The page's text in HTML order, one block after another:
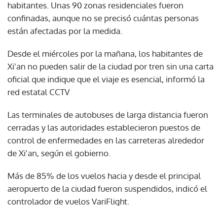
habitantes. Unas 90 zonas residenciales fueron
confinadas, aunque no se precisó cuántas personas
están afectadas por la medida.
Desde el miércoles por la mañana, los habitantes de
Xi'an no pueden salir de la ciudad por tren sin una carta
oficial que indique que el viaje es esencial, informó la
red estatal CCTV
Las terminales de autobuses de larga distancia fueron
cerradas y las autoridades establecieron puestos de
control de enfermedades en las carreteras alrededor
de Xi'an, según el gobierno.
Más de 85% de los vuelos hacia y desde el principal
aeropuerto de la ciudad fueron suspendidos, indicó el
controlador de vuelos VariFlight.